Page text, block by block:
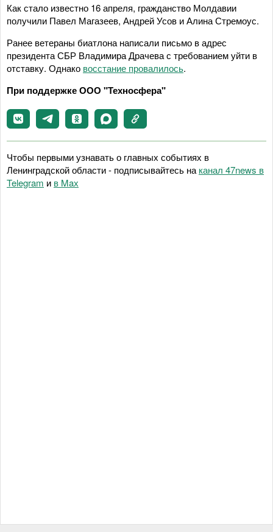
Как стало известно 16 апреля, гражданство Молдавии
получили Павел Магазеев, Андрей Усов и Алина Стремоус.
Ранее ветераны биатлона написали письмо в адрес
президента СБР Владимира Драчева с требованием уйти в
отставку. Однако восстание провалилось.
При поддержке ООО "Техносфера"
Чтобы первыми узнавать о главных событиях в
Ленинградской области - подписывайтесь на канал 47news в
Telegram и в Maх